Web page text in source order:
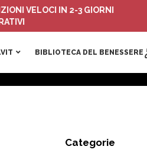
IN 2-3 GIORNI
BIBLIOTECA DEL BENESSERE
Categorie